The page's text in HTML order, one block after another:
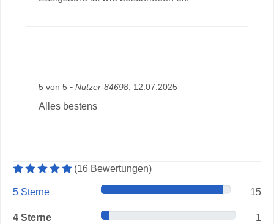
5 von 5 - Nutzer-84698 , 12.07.2025
Alles bestens
Durchschnittliche Artikelbewertung: 5 von 5 Sterne
(16 Bewertungen)
5 Sterne 15
4 Sterne 1